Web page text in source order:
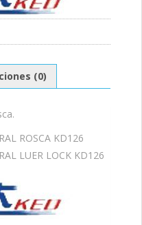
(0)
ROSCA KD126
LUER LOCK KD126